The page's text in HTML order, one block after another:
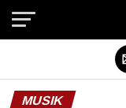
MUSIK